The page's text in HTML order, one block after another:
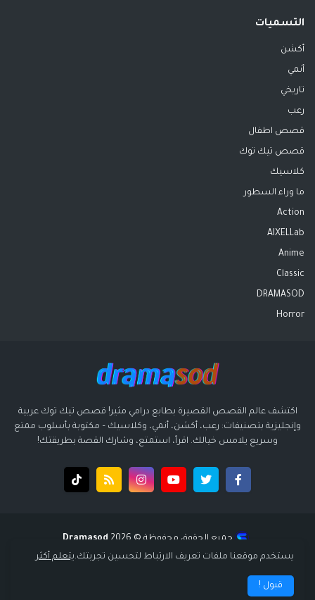
التسميات
أكشن
أنمي
تاريخي
رعب
قصص اطفال
قصص تيك توك
كلاسيك
ما وراء السطور
Action
AIXELLab
Anime
Classic
DRAMASOD
Horror
اكتشف عالم القصص القصيرة بطابع درامي مثير! قصص تيك توك عربية
وإنجليزية بتصنيفات: رعب، أكشن، أنمي، وكلاسيك – مكتوبة بأسلوب ممتع
وسريع يلامس خيالك. اقرأ، استمتع، وشارك القصة بطريقتك!
جميع الحقوق محفوظة ©️ 2026
Dramasod
قالب بواسطةقالب سوبر ميجا - supermega | تصميم انتشار ديجيتال
الرئيسية
يستخدم موقعنا ملفات تعريف الارتباط لتحسين تجربتك.يتعلم أكثر
قبول !